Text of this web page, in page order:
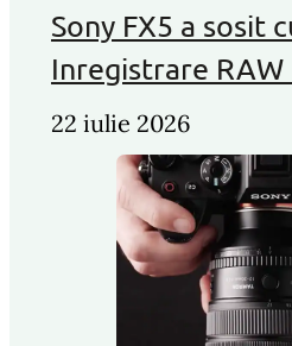
Sony FX5 a sosit
Inregistrare
22 iulie 2026